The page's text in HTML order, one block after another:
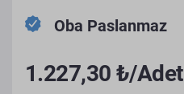
Oba Paslanmaz
1.227,30 ₺/Adet